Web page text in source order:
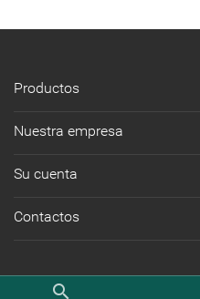
search
Productos
Nuestra empresa
Su cuenta
Contactos